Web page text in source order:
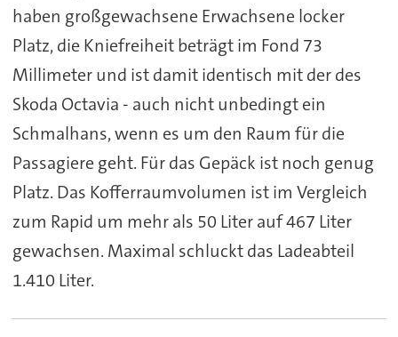
haben großgewachsene Erwachsene locker
Platz, die Kniefreiheit beträgt im Fond 73
Millimeter und ist damit identisch mit der des
Skoda Octavia - auch nicht unbedingt ein
Schmalhans, wenn es um den Raum für die
Passagiere geht. Für das Gepäck ist noch genug
Platz. Das Kofferraumvolumen ist im Vergleich
zum Rapid um mehr als 50 Liter auf 467 Liter
gewachsen. Maximal schluckt das Ladeabteil
1.410 Liter.